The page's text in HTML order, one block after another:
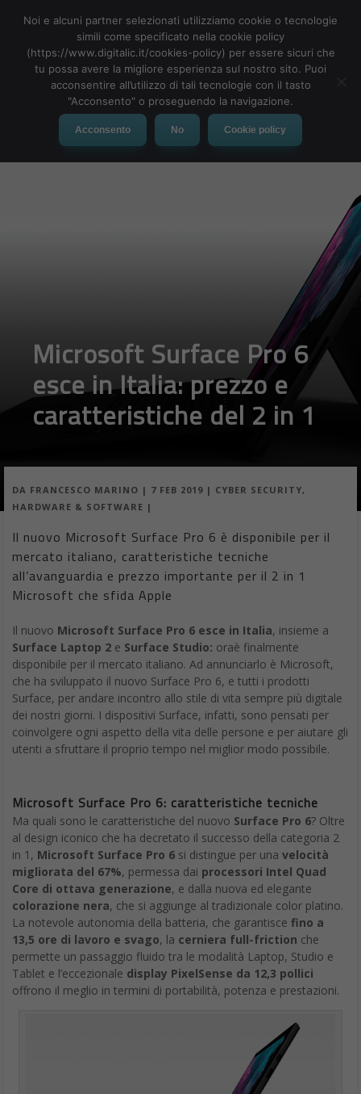
MENU
Microsoft Surface Pro 6
esce in Italia: prezzo e
caratteristiche del 2 in 1
DA FRANCESCO MARINO | 7 FEB 2019 | CYBER SECURITY,
HARDWARE & SOFTWARE |
Il nuovo Microsoft Surface Pro 6 è disponibile per il
mercato italiano, caratteristiche tecniche
all’avanguardia e prezzo importante per il 2 in 1
Microsoft che sfida Apple
Il nuovo Microsoft Surface Pro 6 esce in Italia, insieme a
Surface Laptop 2 e Surface Studio: oraè finalmente
disponibile per il mercato italiano. Ad annunciarlo è Microsoft,
che ha sviluppato il nuovo Surface Pro 6, e tutti i prodotti
Surface, per andare incontro allo stile di vita sempre più digitale
dei nostri giorni. I dispositivi Surface, infatti, sono pensati per
coinvolgere ogni aspetto della vita delle persone e per aiutare gli
utenti a sfruttare il proprio tempo nel miglior modo possibile.
Microsoft Surface Pro 6: caratteristiche tecniche
Ma quali sono le caratteristiche del nuovo Surface Pro 6? Oltre
al design iconico che ha decretato il successo della categoria 2
in 1, Microsoft Surface Pro 6 si distingue per una velocità
migliorata del 67%, permessa dai processori Intel Quad
Core di ottava generazione, e dalla nuova ed elegante
colorazione nera, che si aggiunge al tradizionale color platino.
La notevole autonomia della batteria, che garantisce fino a
13,5 ore di lavoro e svago, la cerniera full-friction che
permette un passaggio fluido tra le modalità Laptop, Studio e
Tablet e l’eccezionale display PixelSense da 12,3 pollici
offrono il meglio in termini di portabilità, potenza e prestazioni.
Noi e alcuni partner selezionati utilizziamo cookie o tecnologie
simili come specificato nella cookie policy
(https://www.digitalic.it/cookies-policy) per essere sicuri che
tu possa avere la migliore esperienza sul nostro sito. Puoi
acconsentire all’utilizzo di tali tecnologie con il tasto
"Acconsento" o proseguendo la navigazione.
Acconsento No Cookie policy